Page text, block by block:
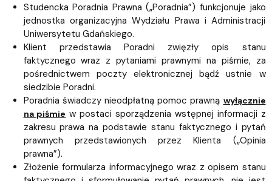
Studencka Poradnia Prawna („Poradnia”) funkcjonuje jako
jednostka organizacyjna Wydziału Prawa i Administracji
Uniwersytetu Gdańskiego.
Klient przedstawia Poradni zwięzły opis stanu
faktycznego wraz z pytaniami prawnymi na piśmie, za
pośrednictwem poczty elektronicznej bądź ustnie w
siedzibie Poradni.
Poradnia świadczy nieodpłatną pomoc prawną wyłącznie
na piśmie w postaci sporządzenia wstępnej informacji z
zakresu prawa na podstawie stanu faktycznego i pytań
prawnych przedstawionych przez Klienta („Opinia
prawna”).
Złożenie formularza informacyjnego wraz z opisem stanu